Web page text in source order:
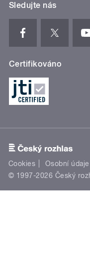
Sledujte nás
Certifikováno
Cookies Osobní údaje
© 1997-2026 Český